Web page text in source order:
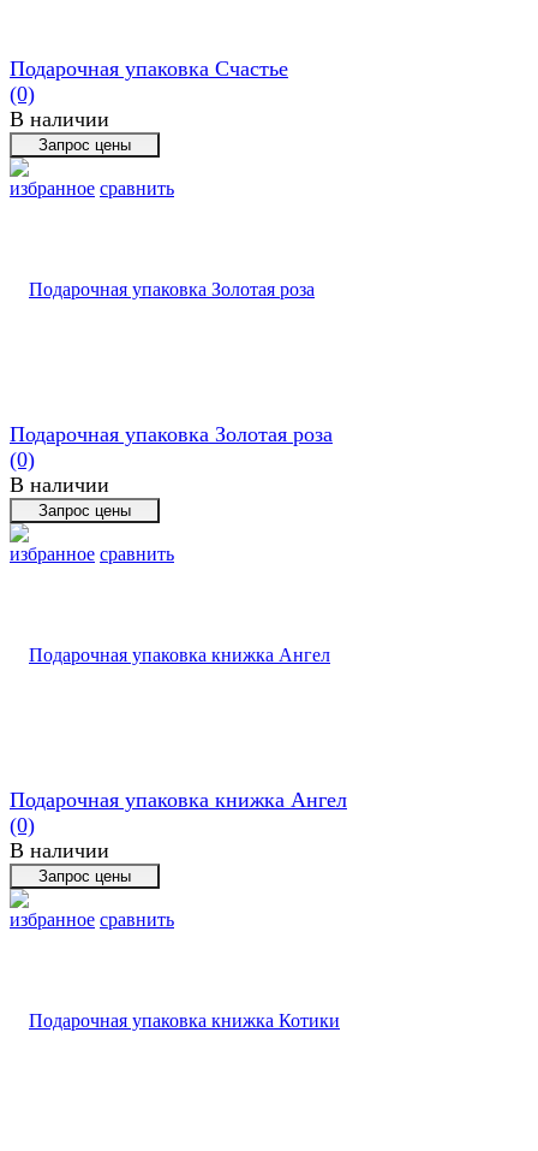
избранное сравнить
Подарочная упаковка Счастье
(0)
В наличии
избранное сравнить
Подарочная упаковка Золотая роза
(0)
В наличии
избранное сравнить
Подарочная упаковка книжка Ангел
(0)
В наличии